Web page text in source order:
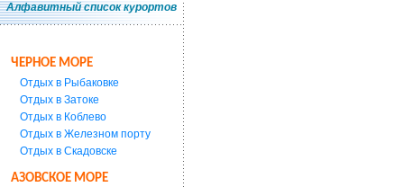
Алфавитный список курортов
ЧЕРНОЕ МОРЕ
Отдых в Рыбаковке
Отдых в Затоке
Отдых в Коблево
Отдых в Железном порту
Отдых в Скадовске
АЗОВСКОЕ МОРЕ